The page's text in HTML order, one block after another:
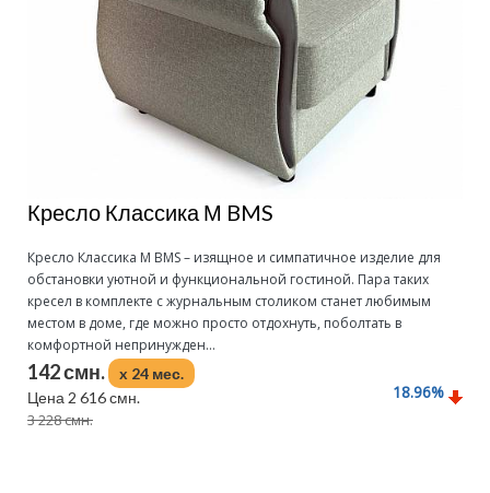
Кресло Классика М BMS
Кресло Классика М BMS – изящное и симпатичное изделие для
обстановки уютной и функциональной гостиной. Пара таких
кресел в комплекте с журнальным столиком станет любимым
местом в доме, где можно просто отдохнуть, поболтать в
комфортной непринужден...
142 смн.
x 24 мес.
Цена 2 616 смн.
3 228 смн.
18.96%